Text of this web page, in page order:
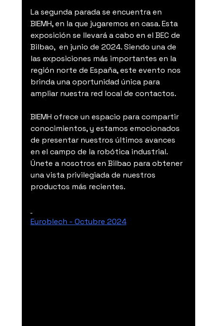
La segunda parada se encuentra en
BIEMH, en la que jugaremos en casa. Esta
exposición se llevará a cabo en el BEC de
Bilbao,  en junio de 2024. Siendo una de
las exposiciones más importantes en la
región norte de España, este evento nos
brinda una oportunidad única para
ampliar nuestra red local de contactos.
BIEMH ofrece un espacio para compartir
conocimientos, y estamos emocionados
de presentar nuestros últimos avances
en el campo de la robótica industrial.
Únete a nosotros en Bilbao para obtener
una vista privilegiada de nuestros
productos más recientes.
Euroblech - Octubre 2024